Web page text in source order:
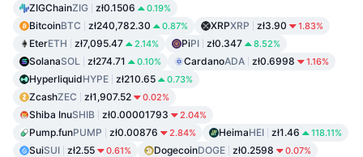
ZIGChainZIG zł0.1506 0.19%
BitcoinBTC zł240,782.30 0.87% XRPXRP zł3.90 1.83%
EterETH zł7,095.47 2.14% PiPI zł0.347 8.52%
SolanaSOL zł274.71 0.10% CardanoADA zł0.6998 1.16%
HyperliquidHYPE zł210.65 0.73%
ZcashZEC zł1,907.52 0.02%
Shiba InuSHIB zł0.00001793 2.04%
Pump.funPUMP zł0.00876 2.84% HeimaHEI zł1.46 118.11%
SuiSUI zł2.55 0.61% DogecoinDOGE zł0.2598 0.07%